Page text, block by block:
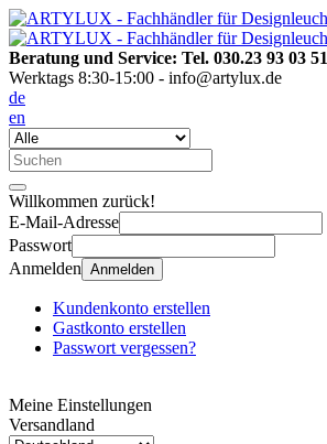
Beratung und Service: Tel. 030.23 93 03 51
Werktags 8:30-15:00 - info@artylux.de
de
en
Willkommen zurück!
E-Mail-Adresse
Passwort
Anmelden Anmelden
Kundenkonto erstellen
Gastkonto erstellen
Passwort vergessen?
Meine Einstellungen
Versandland